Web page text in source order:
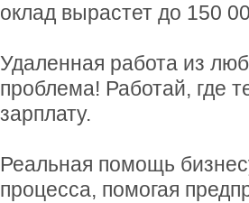
оклад вырастет до 150
Удаленная работа из
проблема! Работай, где
зарплату.
Реальная помощь
процесса, помогая